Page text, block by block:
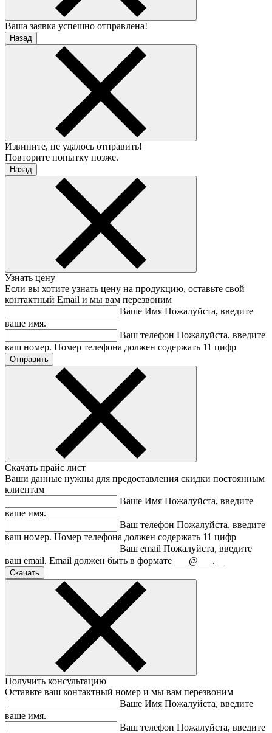
Ваша заявка успешно отправлена!
Назад
Извините, не удалось отправить!
Повторите попытку позже.
Назад
Узнать цену
Если вы хотите узнать цену на продукцию, оставьте свой
контактный Email и мы вам перезвоним
Ваше Имя Пожалуйста, введите
ваше имя.
Ваш телефон Пожалуйста, введите
ваш номер. Номер телефона должен содержать 11 цифр
Скачать прайс лист
Ваши данные нужны для предоставления скидки постоянным
клиентам
Ваше Имя Пожалуйста, введите
ваше имя.
Ваш телефон Пожалуйста, введите
ваш номер. Номер телефона должен содержать 11 цифр
Ваш email Пожалуйста, введите
ваш email. Email должен быть в формате ___@___.__
Получить консультацию
Оставьте ваш контактный номер и мы вам перезвоним
Ваше Имя Пожалуйста, введите
ваше имя.
Ваш телефон Пожалуйста, введите